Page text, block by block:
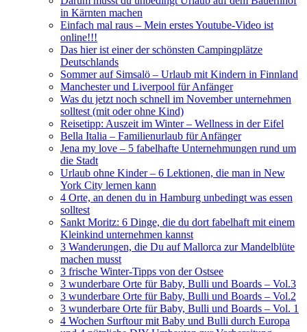
in Kärnten machen
Einfach mal raus – Mein erstes Youtube-Video ist
online!!!
Das hier ist einer der schönsten Campingplätze
Deutschlands
Sommer auf Simsalö – Urlaub mit Kindern in Finnland
Manchester und Liverpool für Anfänger
Was du jetzt noch schnell im November unternehmen
solltest (mit oder ohne Kind)
Reisetipp: Auszeit im Winter – Wellness in der Eifel
Bella Italia – Familienurlaub für Anfänger
Jena my love – 5 fabelhafte Unternehmungen rund um
die Stadt
Urlaub ohne Kinder – 6 Lektionen, die man in New
York City lernen kann
4 Orte, an denen du in Hamburg unbedingt was essen
solltest
Sankt Moritz: 6 Dinge, die du dort fabelhaft mit einem
Kleinkind unternehmen kannst
3 Wanderungen, die Du auf Mallorca zur Mandelblüte
machen musst
3 frische Winter-Tipps von der Ostsee
3 wunderbare Orte für Baby, Bulli und Boards – Vol.3
3 wunderbare Orte für Baby, Bulli und Boards – Vol.2
3 wunderbare Orte für Baby, Bulli und Boards – Vol. 1
4 Wochen Surftour mit Baby und Bulli durch Europa